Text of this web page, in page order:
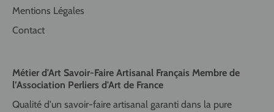
Mentions Légales
Contact
Métier d'Art Savoir-Faire Artisanal Français Membre de
l’Association Perliers d'Art de France
Qualité d'un savoir-faire artisanal garanti dans la pure